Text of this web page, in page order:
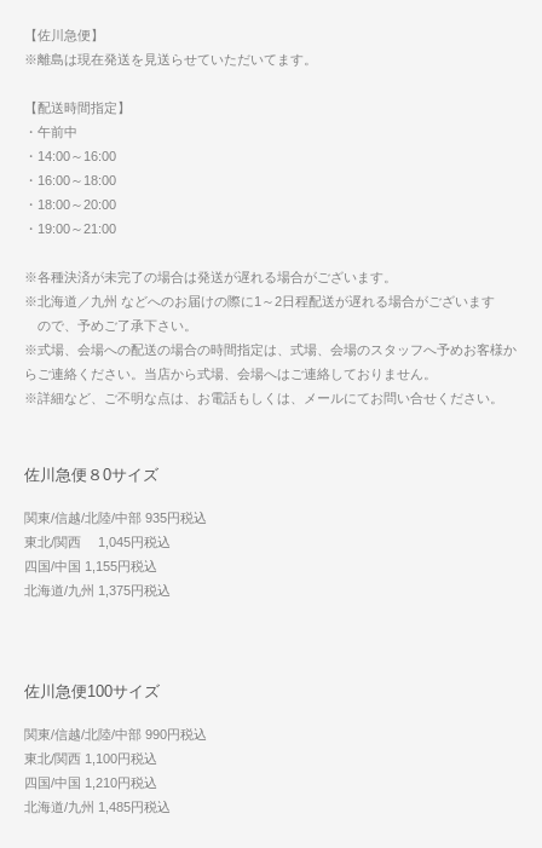
【佐川急便】
※離島は現在発送を見送らせていただいてます。
【配送時間指定】
・午前中
・14:00～16:00
・16:00～18:00
・18:00～20:00
・19:00～21:00
※各種決済が未完了の場合は発送が遅れる場合がございます。
※北海道／九州 などへのお届けの際に1～2日程配送が遅れる場合がございます
ので、予めご了承下さい。
※式場、会場への配送の場合の時間指定は、式場、会場のスタッフへ予めお客様か
らご連絡ください。当店から式場、会場へはご連絡しておりません。
※詳細など、ご不明な点は、お電話もしくは、メールにてお問い合せください。
佐川急便８0サイズ
関東/信越/北陸/中部 935円税込
東北/関西 1,045円税込
四国/中国 1,155円税込
北海道/九州 1,375円税込
佐川急便100サイズ
関東/信越/北陸/中部 990円税込
東北/関西 1,100円税込
四国/中国 1,210円税込
北海道/九州 1,485円税込